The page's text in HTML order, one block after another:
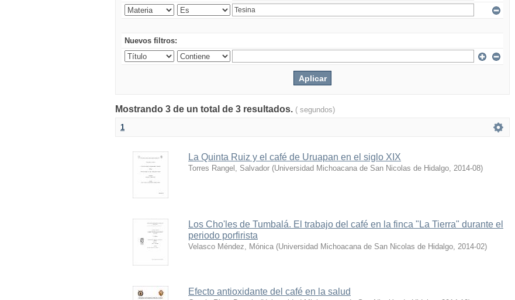
Nuevos filtros:
Mostrando 3 de un total de 3 resultados. ( segundos)
1
La Quinta Ruiz y el café de Uruapan en el siglo XIX
Torres Rangel, Salvador (Universidad Michoacana de San Nicolas de Hidalgo, 2014-08)
Los Cho'les de Tumbalá. El trabajo del café en la finca "La Tierra" durante el
periodo porfirista
Velasco Méndez, Mónica (Universidad Michoacana de San Nicolas de Hidalgo, 2014-02)
Efecto antioxidante del café en la salud